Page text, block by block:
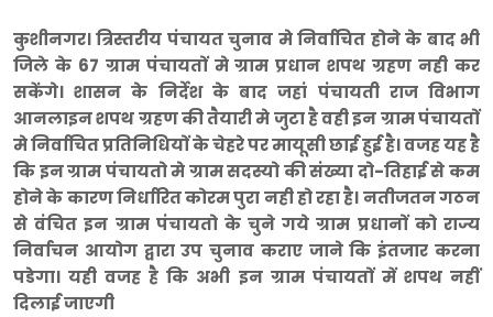
कुशीनगर। त्रिस्तरीय पंचायत चुनाव मे निर्वाचित होने के बाद भी
जिले के 67 ग्राम पंचायतों मे ग्राम प्रधान शपथ ग्रहण नही कर
सकेंगे। शासन के निर्देश के बाद जहां पंचायती राज विभाग
आनलाइन शपथ ग्रहण की तैयारी मे जुटा है वही इन ग्राम पंचायतों
मे निर्वाचित प्रतिनिधियों के चेहरे पर मायूसी छाई हुई है। वजह यह है
कि इन ग्राम पंचायतो मे ग्राम सदस्यो की संख्या दो-तिहाई से कम
होने के कारण निर्धारित कोरम पुरा नही हो रहा है। नतीजतन गठन
से वंचित इन ग्राम पंचायतो के चुने गये ग्राम प्रधानों को राज्य
निर्वाचन आयोग द्वारा उप चुनाव कराए जाने कि इंतजार करना
पडेगा। यही वजह है कि अभी इन ग्राम पंचायतों में शपथ नहीं
दिलाई जाएगी